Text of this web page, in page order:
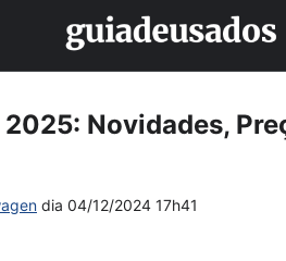
Novidades,
dia 04/12/2024 17h41